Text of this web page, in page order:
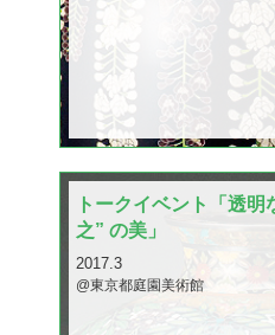
トークイベント「透
之” の美」
2017.3
@東京都庭園美術館